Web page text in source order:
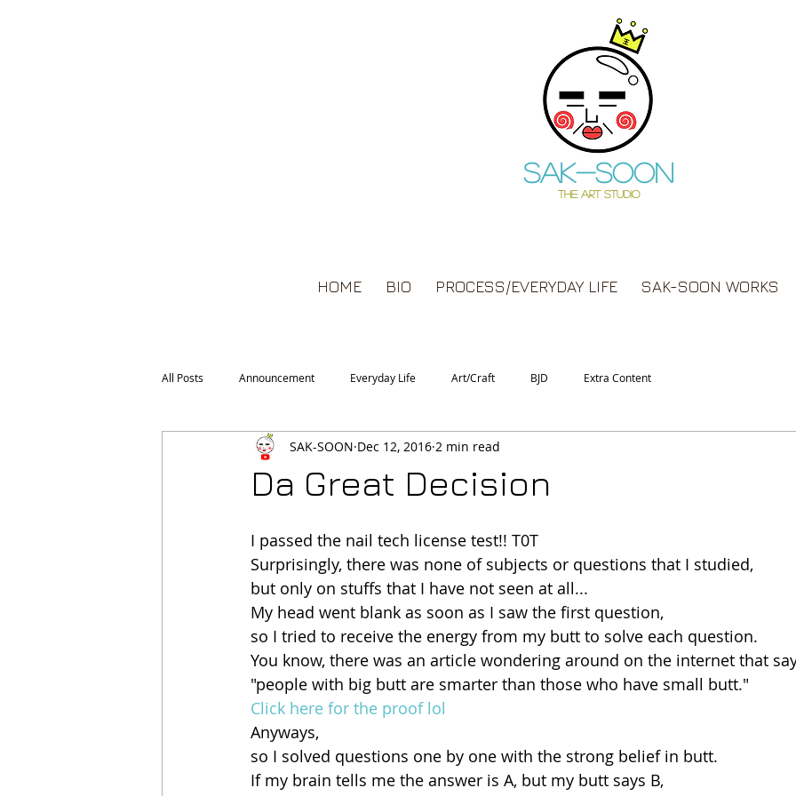
Sak-soon
THE ART STUDIO
HOME BIO PROCESS/EVERYDAY LIFE SAK-SOON WORKS
All Posts Announcement Everyday Life Art/Craft BJD Extra Content
Da Great Decision
SAK-SOON Dec 12, 2016 2 min read
I passed the nail tech license test!! T0T
Surprisingly, there was none of subjects or questions that I studied,
but only on stuffs that I have not seen at all...
My head went blank as soon as I saw the first question,
so I tried to receive the energy from my butt to solve each question.
You know, there was an article wondering around on the internet that
"people with big butt are smarter than those who have small butt."
Click here for the proof lol
Anyways,
so I solved questions one by one with the strong belief in butt.
If my brain tells me the answer is A, but my butt says B,